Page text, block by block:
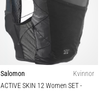
Salomon
Kvinnor
ACTIVE SKIN 12 Women SET-